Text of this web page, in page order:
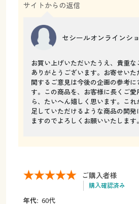
サイトからの返信
セシールオンラインシ
お買い上げいただいたうえ、貴重な
ありがとうございます。お寄せい
関するご意見は今後の企画の参考に
す。この商品を、お客様に長くご愛
ら、たいへん嬉しく思います。こ
足していただけるような商品の開発
ますのでよろしくお願いいたします。
ご購入者様
購入確認済み
年代: 60代